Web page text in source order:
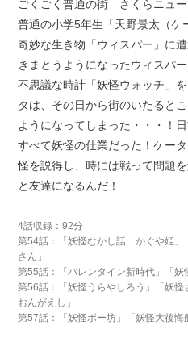
ごくごく普通の街「さくらニュ
普通の小学5年生「天野景太（
奇妙な生き物「ウィスパー」に
きまとうようになったウィスパ
不思議な時計「妖怪ウォッチ」
タは、その日から街のいたると
ようになってしまった・・・！
すべて妖怪の仕業だった！ケー
怪を説得し、時には戦って問題
と友達になるんだ！
4話収録：92分
第54話：「妖怪むかし話 かぐや姫」
さん」
第55話：「バレンタイン新時代」「
第56話：「妖怪うらやしろう」「妖
おんがえし」
第57話：「妖怪ボー坊」「妖怪大後